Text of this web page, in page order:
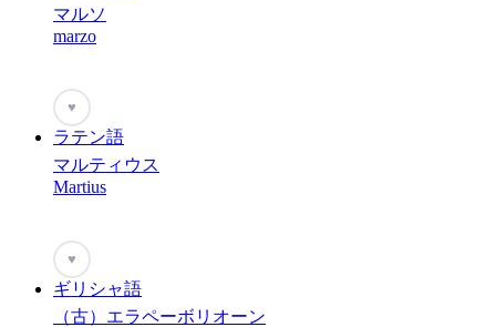
マルソ
marzo
♥
ラテン語
マルティウス
Martius
♥
ギリシャ語
（古）エラペーボリオーン